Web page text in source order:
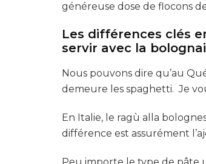
généreuse dose de flocons
Les différences clés
servir avec la
Nous pouvons dire qu’au
demeure les spaghetti. Je
En Italie, le ragù alla
différence est assurément